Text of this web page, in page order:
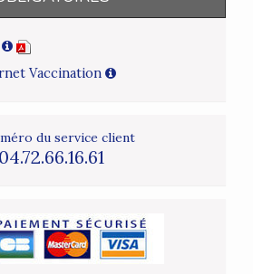
Vaccination
du service client
04.72.66.16.61